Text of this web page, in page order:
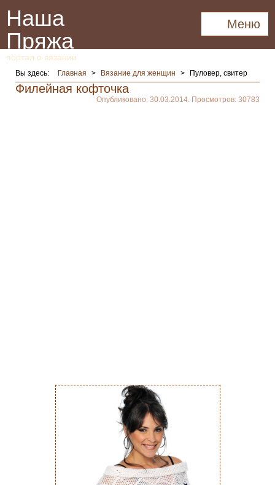
Наша
Пряжа
портал о вязании
Меню
Вы здесь: Главная > Вязание для женщин > Пуловер, свитер
Филейная кофточка
Опубликовано: 30.03.2014. Просмотров: 30783